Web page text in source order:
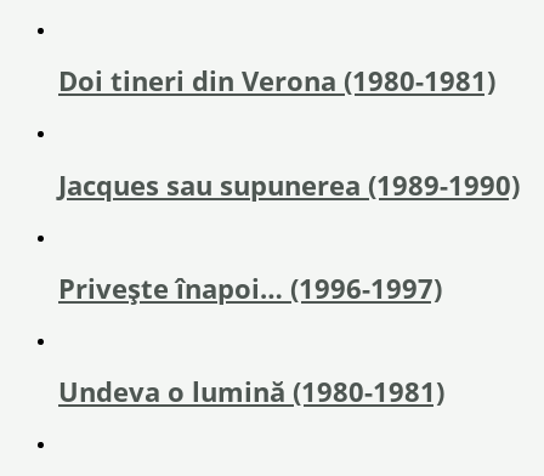
Doi tineri din Verona (1980-1981)
Jacques sau supunerea (1989-1990)
Privește înapoi… (1996-1997)
Undeva o lumină (1980-1981)